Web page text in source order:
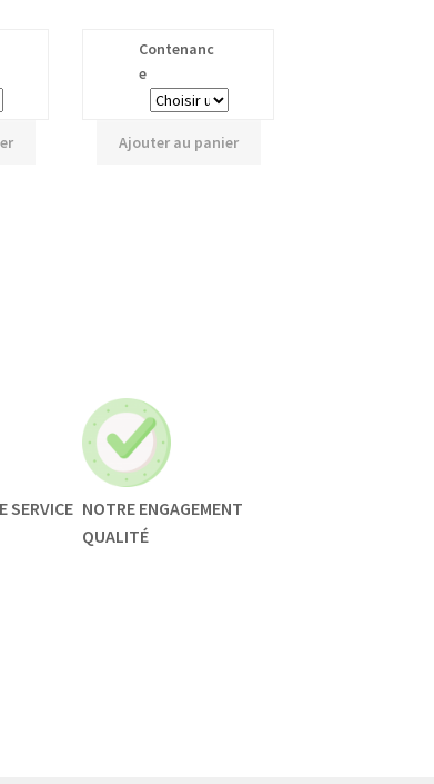
Contenanc
e
Ajouter au panier
SERVICE NOTRE ENGAGEMENT
QUALITÉ